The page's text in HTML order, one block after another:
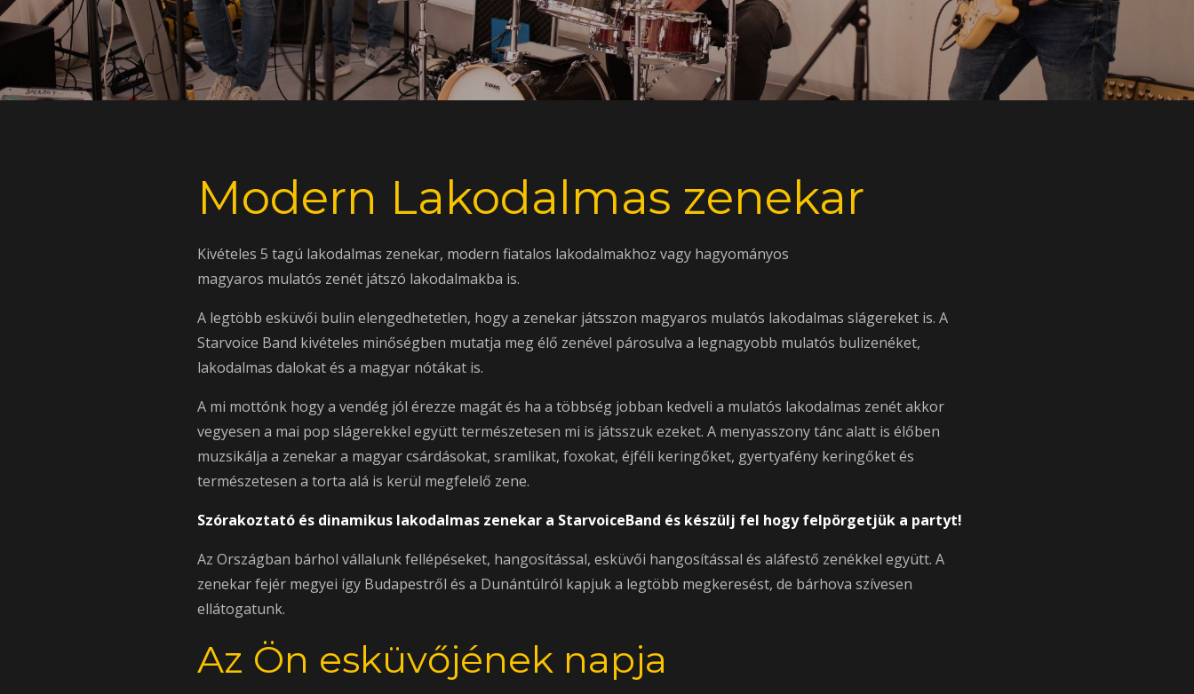
Modern Lakodalmas zenekar
Kivételes 5 tagú lakodalmas zenekar, modern fiatalos lakodalmakhoz vagy hagyományos
magyaros mulatós zenét játszó lakodalmakba is.
A legtöbb esküvői bulin elengedhetetlen, hogy a zenekar játsszon magyaros mulatós lakodalmas slágereket is. A
Starvoice Band kivételes minőségben mutatja meg élő zenével párosulva a legnagyobb mulatós bulizenéket,
lakodalmas dalokat és a magyar nótákat is.
A mi mottónk hogy a vendég jól érezze magát és ha a többség jobban kedveli a mulatós lakodalmas zenét akkor
vegyesen a mai pop slágerekkel együtt természetesen mi is játsszuk ezeket. A menyasszony tánc alatt is élőben
muzsikálja a zenekar a magyar csárdásokat, sramlikat, foxokat, éjféli keringőket, gyertyafény keringőket és
természetesen a torta alá is kerül megfelelő zene.
Szórakoztató és dinamikus lakodalmas zenekar a StarvoiceBand és készülj fel hogy felpörgetjük a partyt!
Az Országban bárhol vállalunk fellépéseket, hangosítással, esküvői hangosítással és aláfestő zenékkel együtt. A
zenekar fejér megyei így Budapestről és a Dunántúlról kapjuk a legtöbb megkeresést, de bárhova szívesen
ellátogatunk.
Az Ön esküvőjének napja